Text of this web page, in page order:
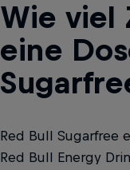
Wie viel
eine
Red Bull Sugarfree
Red Bull Energy